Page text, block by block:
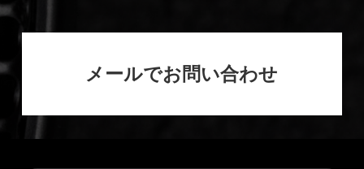
メールでお問い合わせ